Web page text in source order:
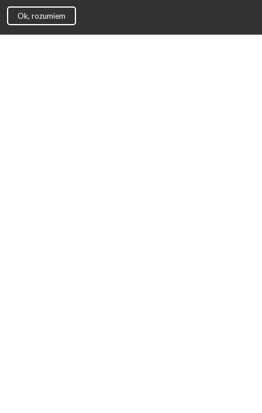
Ok, rozumiem